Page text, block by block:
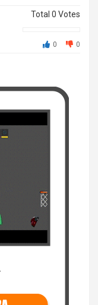
Total 0 Votes
0
0